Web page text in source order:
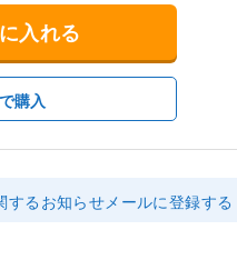
入れる
購入
するお知らせメールに登録する